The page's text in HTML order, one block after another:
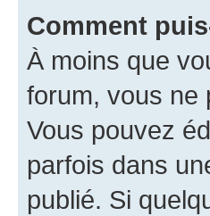
Comment
À moins que
forum, vous ne
Vous pouvez
parfois dans
publié. Si